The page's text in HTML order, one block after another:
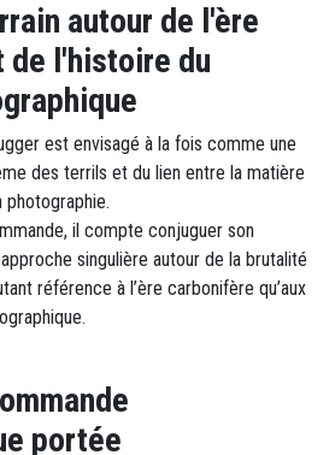
autour de l'ère
de l'histoire du
est envisagé à la fois comme une
des terrils et du lien entre la matière
photographie.
il compte conjuguer son
singulière autour de la brutalité
référence à l’ère carbonifère qu’aux
portée